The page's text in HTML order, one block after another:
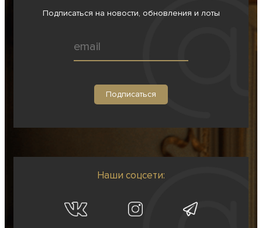
Подписаться на новости, обновления и лоты
Наши соцсети: